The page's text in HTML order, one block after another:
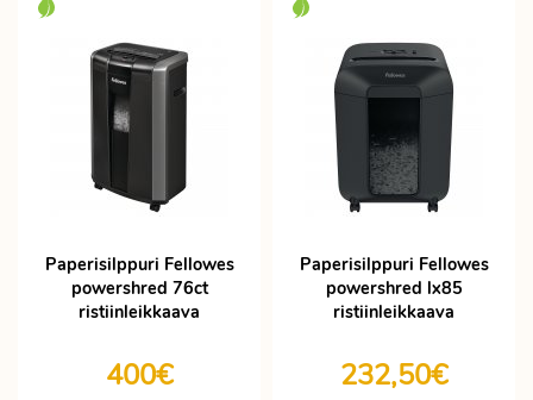
Paperisilppuri Fellowes
powershred 76ct
ristiinleikkaava
400€
Paperisilppuri Fellowes
powershred lx85
ristiinleikkaava
232,50€